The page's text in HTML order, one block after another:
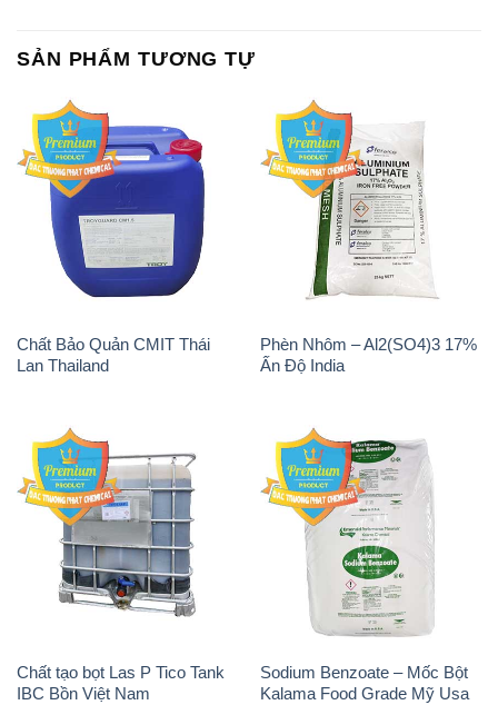
SẢN PHẨM TƯƠNG TỰ
Chất Bảo Quản CMIT Thái
Lan Thailand
Phèn Nhôm – Al2(SO4)3 17%
Ấn Độ India
Chất tạo bọt Las P Tico Tank
IBC Bồn Việt Nam
Sodium Benzoate – Mốc Bột
Kalama Food Grade Mỹ Usa